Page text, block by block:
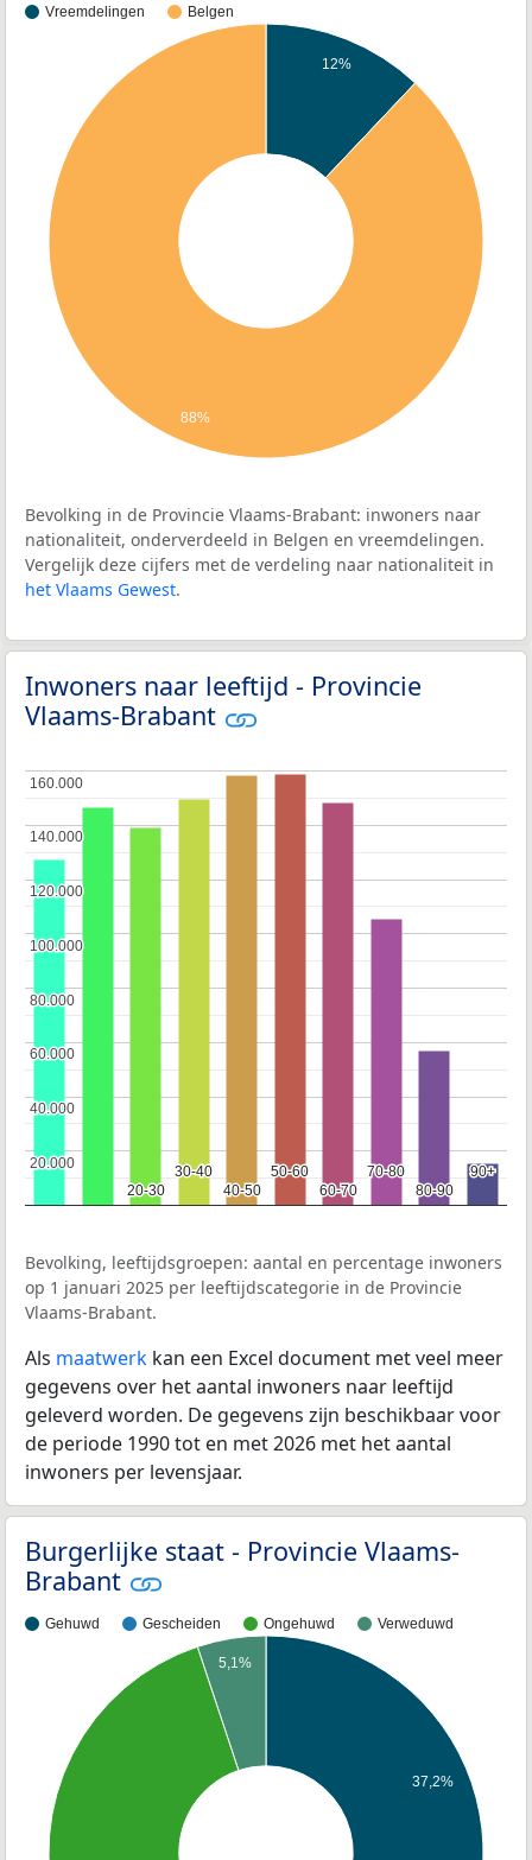
Vreemdelingen Belgen
12%
88%
Bevolking in de Provincie Vlaams-Brabant: inwoners naar
nationaliteit, onderverdeeld in Belgen en vreemdelingen.
Vergelijk deze cijfers met de verdeling naar nationaliteit in
het Vlaams Gewest.
Inwoners naar leeftijd - Provincie
Vlaams-Brabant
20-30
20-30
30-40
30-40
40-50
40-50
50-60
50-60
60-70
60-70
70-80
70-80
80-90
80-90
90+
90+
20.000
20.000
40.000
40.000
60.000
60.000
80.000
80.000
100.000
100.000
120.000
120.000
140.000
140.000
160.000
160.000
Bevolking, leeftijdsgroepen: aantal en percentage inwoners
op 1 januari 2025 per leeftijdscategorie in de Provincie
Vlaams-Brabant.
Als maatwerk kan een Excel document met veel meer
gegevens over het aantal inwoners naar leeftijd
geleverd worden. De gegevens zijn beschikbaar voor
de periode 1990 tot en met 2026 met het aantal
inwoners per levensjaar.
Burgerlijke staat - Provincie Vlaams-
Brabant
Gehuwd Gescheiden Ongehuwd Verweduwd
37,2%
5,1%